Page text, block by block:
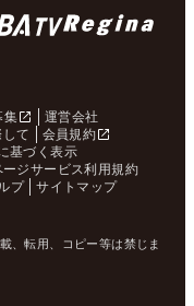
集
運営会社
て
会員規約
基づく表示
ージサービス利用規約
プ サイトマップ
、転用、コピー等は禁じま